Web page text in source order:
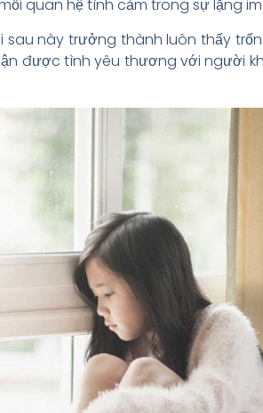
quan hệ tình cảm trong sự lặng
này trưởng thành luôn thấy
được tình yêu thương với người